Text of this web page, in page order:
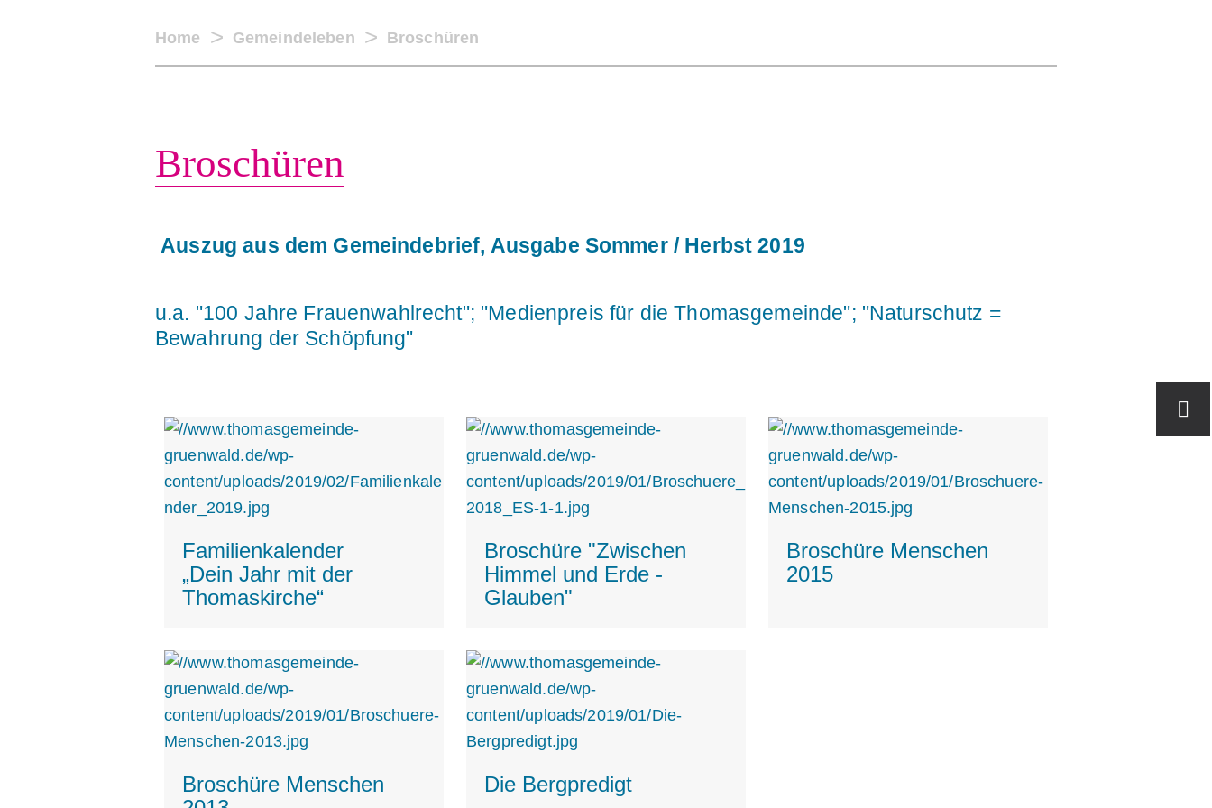
ÜBER UNS AKTUELLES GOTTESDIENSTE GEMEINDELEBEN EHRENAMT
DIALOG UND
Home Gemeindeleben Broschüren
Broschüren
Auszug aus dem Gemeindebrief, Ausgabe Sommer / Herbst 2019
u.a. "100 Jahre Frauenwahlrecht"; "Medienpreis für die Thomasgemeinde"; "Naturschutz =
Bewahrung der Schöpfung"
Familienkalender
„Dein Jahr mit der
Thomaskirche“
Broschüre "Zwischen
Himmel und Erde -
Glauben"
Broschüre Menschen
2015
Broschüre Menschen
Die Bergpredigt